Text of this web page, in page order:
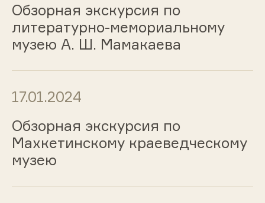
Обзорная экскурсия по
литературно-мемориальному
музею А. Ш. Мамакаева
17.01.2024
Обзорная экскурсия по
Махкетинскому краеведческому
музею